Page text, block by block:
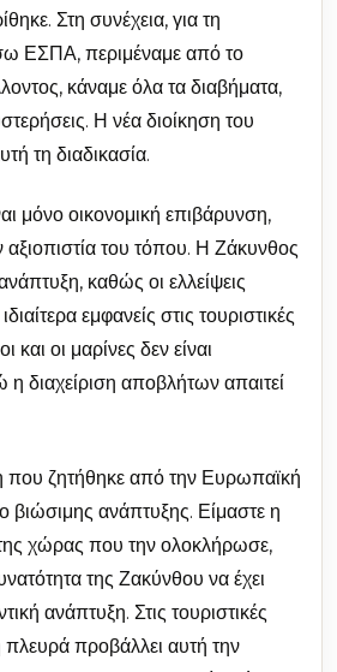
Στη συνέχεια, για τη
ΕΣΠΑ, περιμέναμε από το
κάναμε όλα τα διαβήματα,
Η νέα διοίκηση του
τη διαδικασία.
μόνο οικονομική επιβάρυνση,
αξιοπιστία του τόπου. Η Ζάκυνθος
καθώς οι ελλείψεις
εμφανείς στις τουριστικές
και οι μαρίνες δεν είναι
διαχείριση αποβλήτων απαιτεί
που ζητήθηκε από την Ευρωπαϊκή
βιώσιμης ανάπτυξης. Είμαστε η
χώρας που την ολοκλήρωσε,
της Ζακύνθου να έχει
ανάπτυξη. Στις τουριστικές
πλευρά προβάλλει αυτή την